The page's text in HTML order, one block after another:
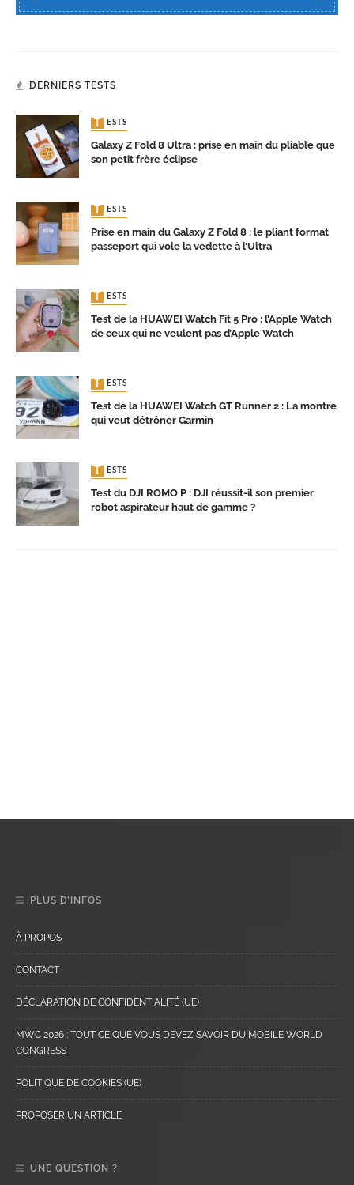
DERNIERS TESTS
TESTS
Galaxy Z Fold 8 Ultra : prise en main du pliable que
son petit frère éclipse
TESTS
Prise en main du Galaxy Z Fold 8 : le pliant format
passeport qui vole la vedette à l’Ultra
TESTS
Test de la HUAWEI Watch Fit 5 Pro : l’Apple Watch
de ceux qui ne veulent pas d’Apple Watch
TESTS
Test de la HUAWEI Watch GT Runner 2 : La montre
qui veut détrôner Garmin
TESTS
Test du DJI ROMO P : DJI réussit-il son premier
robot aspirateur haut de gamme ?
PLUS D’INFOS
À PROPOS
CONTACT
DÉCLARATION DE CONFIDENTIALITÉ (UE)
MWC 2026 : TOUT CE QUE VOUS DEVEZ SAVOIR DU MOBILE WORLD
CONGRESS
POLITIQUE DE COOKIES (UE)
PROPOSER UN ARTICLE
UNE QUESTION ?